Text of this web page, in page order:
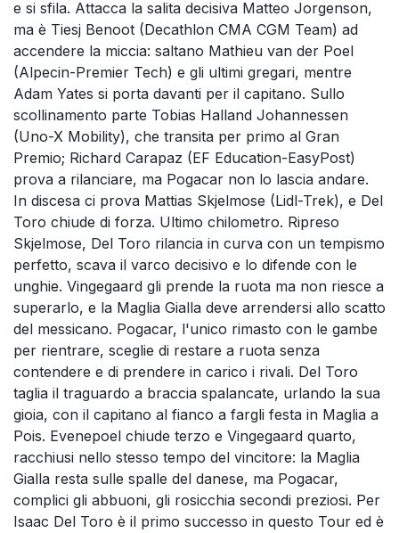
e si sfila. Attacca la salita decisiva Matteo Jorgenson,
ma è Tiesj Benoot (Decathlon CMA CGM Team) ad
accendere la miccia: saltano Mathieu van der Poel
(Alpecin-Premier Tech) e gli ultimi gregari, mentre
Adam Yates si porta davanti per il capitano. Sullo
scollinamento parte Tobias Halland Johannessen
(Uno-X Mobility), che transita per primo al Gran
Premio; Richard Carapaz (EF Education-EasyPost)
prova a rilanciare, ma Pogacar non lo lascia andare.
In discesa ci prova Mattias Skjelmose (Lidl-Trek), e Del
Toro chiude di forza. Ultimo chilometro. Ripreso
Skjelmose, Del Toro rilancia in curva con un tempismo
perfetto, scava il varco decisivo e lo difende con le
unghie. Vingegaard gli prende la ruota ma non riesce a
superarlo, e la Maglia Gialla deve arrendersi allo scatto
del messicano. Pogacar, l'unico rimasto con le gambe
per rientrare, sceglie di restare a ruota senza
contendere e di prendere in carico i rivali. Del Toro
taglia il traguardo a braccia spalancate, urlando la sua
gioia, con il capitano al fianco a fargli festa in Maglia a
Pois. Evenepoel chiude terzo e Vingegaard quarto,
racchiusi nello stesso tempo del vincitore: la Maglia
Gialla resta sulle spalle del danese, ma Pogacar,
complici gli abbuoni, gli rosicchia secondi preziosi. Per
Isaac Del Toro è il primo successo in questo Tour ed è